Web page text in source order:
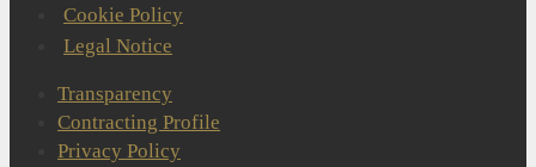
Cookie Policy
Legal Notice
Transparency
Contracting Profile
Privacy Policy